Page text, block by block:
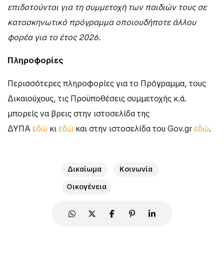
επιδοτούνται για τη συμμετοχή των παιδιών τους σε
κατασκηνωτικό πρόγραμμα οποιουδήποτε άλλου
φορέα για το έτος 2026.
Πληροφορίες
Περισσότερες πληροφορίες για το Πρόγραμμα, τους
Δικαιούχους, τις Προϋποθέσεις συμμετοχής κ.ά.
μπορείς να βρεις στην ιστοσελίδα της
ΔΥΠΑ εδώ κιεδώ και στην ιστοσελίδα του Gov.grεδώ.
Δικαίωμα
Κοινωνία
Οικογένεια